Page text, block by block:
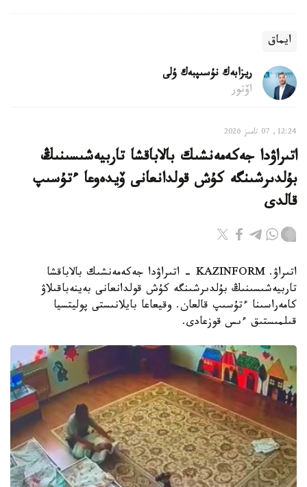
ايماق
ريزابەك نۇسىپبەك ۇلى
اۆتور
12:24, 07 تامىز 2026
اتىراۋدا جەكەمەنشىك بالاباقشا تاربيەشىسىنىڭ
بۇلدىرشىنگە كۇش قولدانعانى ۆيدەوعا ءتۇسىپ
قالدى
اتىراۋ. KAZINFORM - اتىراۋدا جەكەمەنشىك بالاباقشا
تاربيەشىسىنىڭ بۇلدىرشىنگە كۇش قولدانعانى بەينەباقىلاۋ
كامەراسىنا ءتۇسىپ قالعان. وقيعاعا بايلانىستى پوليتسيا
قىلمىستىق ءىس قوزعادى.